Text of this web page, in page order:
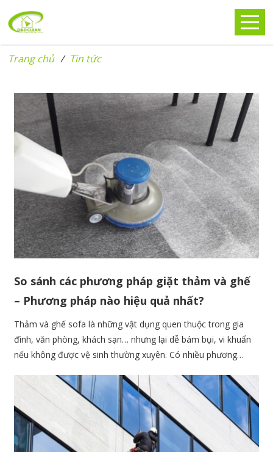
Trang chủ Tin tức
So sánh các phương pháp giặt thảm và ghế
– Phương pháp nào hiệu quả nhất?
Thảm và ghế sofa là những vật dụng quen thuộc trong gia
đình, văn phòng, khách sạn… nhưng lại dễ bám bụi, vi khuẩn
nếu không được vệ sinh thường xuyên. Có nhiều phương
nhược điểm riêng. Vậy phương pháp nào hiệu quả nhất? Hãy
cùng tìm hiểu qua bài viết này!